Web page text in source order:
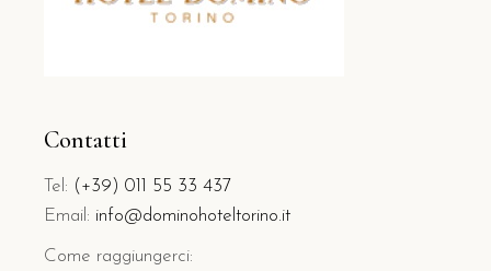
Contatti
Tel: (+39) 011 55 33 437
Email: info@dominohoteltorino.it
Come raggiungerci: